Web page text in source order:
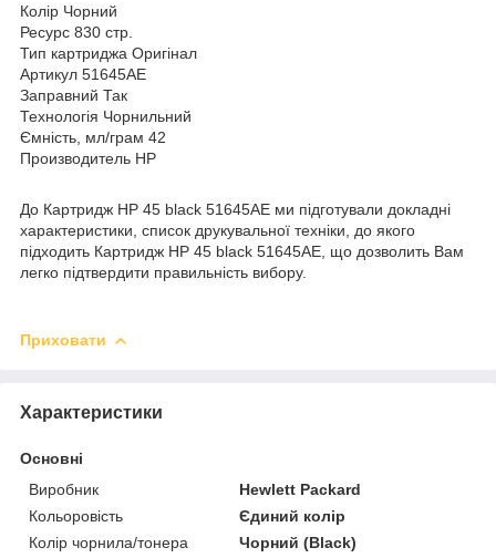
Колір Чорний
Ресурс 830 стр.
Тип картриджа Оригінал
Артикул 51645AE
Заправний Так
Технологія Чорнильний
Ємність, мл/грам 42
Производитель HP
До Картридж HP 45 black 51645AE ми підготували докладні
характеристики, список друкувальної техніки, до якого
підходить Картридж HP 45 black 51645AE, що дозволить Вам
легко підтвердити правильність вибору.
Приховати
Характеристики
Основні
Виробник
Hewlett Packard
Кольоровість
Єдиний колір
Колір чорнила/тонера
Чорний (Black)